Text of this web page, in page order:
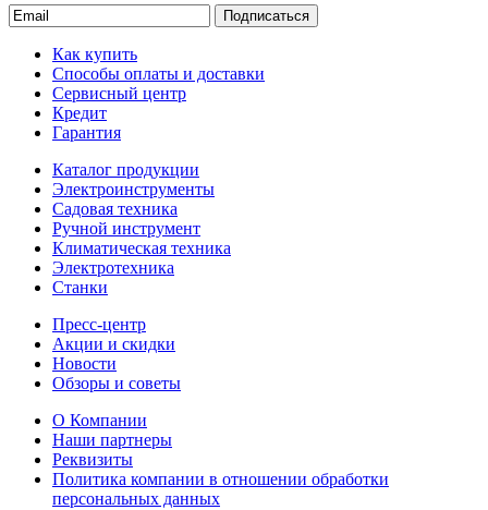
Подписаться
Как купить
Способы оплаты и доставки
Сервисный центр
Кредит
Гарантия
Каталог продукции
Электроинструменты
Садовая техника
Ручной инструмент
Климатическая техника
Электротехника
Станки
Пресс-центр
Акции и скидки
Новости
Обзоры и советы
О Компании
Наши партнеры
Реквизиты
Политика компании в отношении обработки
персональных данных